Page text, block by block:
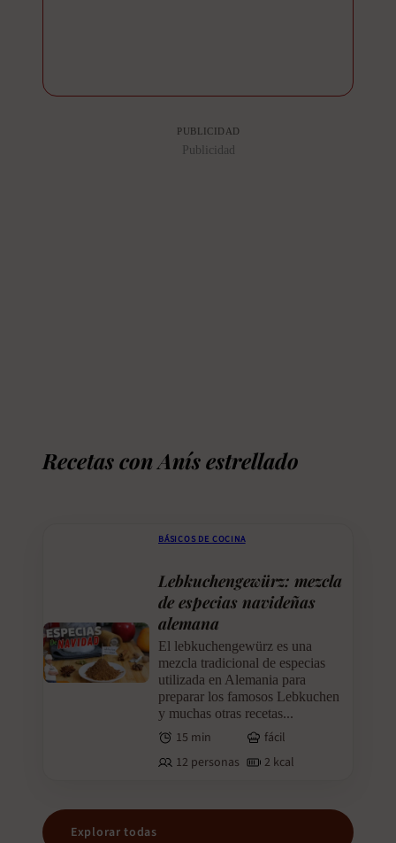
PUBLICIDAD
Publicidad
Recetas con Anís estrellado
BÁSICOS DE COCINA
Lebkuchengewürz: mezcla
de especias navideñas
alemana
El lebkuchengewürz es una
mezcla tradicional de especias
utilizada en Alemania para
preparar los famosos Lebkuchen
y muchas otras recetas...
15 min
fácil
12 personas
2 kcal
Explorar todas